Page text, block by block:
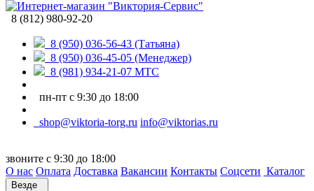
8 (812) 980-92-20
8 (950) 036-56-43 (Татьяна)
8 (950) 036-45-05 (Менеджер)
8 (981) 934-21-07 МТС
пн-пт с 9:30 до 18:00
shop@viktoria-torg.ru info@viktorias.ru
звоните с 9:30 до 18:00
О нас Оплата Доставка Вакансии Контакты Соцсети Каталог
Везде